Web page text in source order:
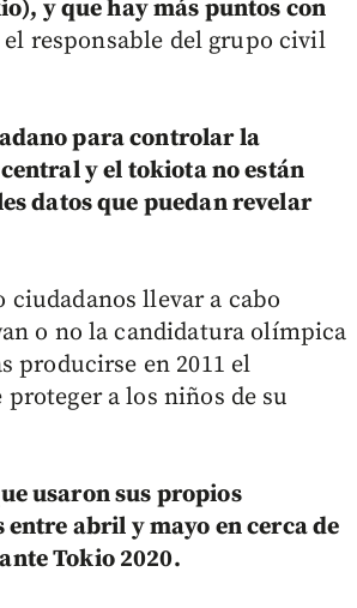
y que hay más puntos con
responsable del grupo civil
para controlar la
y el tokiota no están
datos que puedan revelar
llevar a cabo
o no la candidatura olímpica
producirse en 2011 el
a los niños de su
usaron sus propios
abril y mayo en cerca de
Tokio 2020.